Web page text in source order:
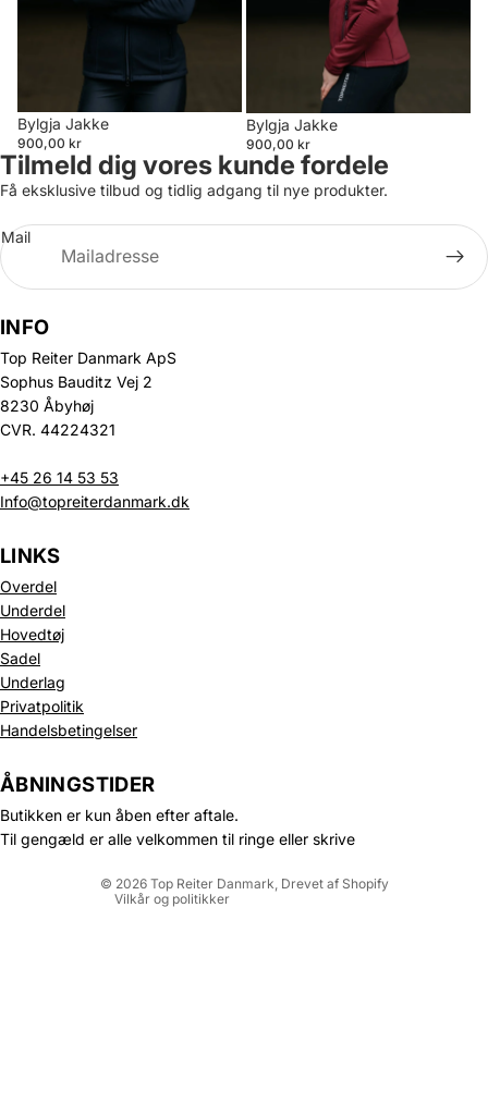
Bylgja Jakke
900,00 kr
Bylgja Jakke
900,00 kr
Tilmeld dig vores kunde fordele
Få eksklusive tilbud og tidlig adgang til nye produkter.
Mail
INFO
Top Reiter Danmark ApS
Sophus Bauditz Vej 2
8230 Åbyhøj
CVR. 44224321
+45 26 14 53 53
Info@topreiterdanmark.dk
LINKS
Overdel
Underdel
Hovedtøj
Sadel
Underlag
Privatpolitik
Handelsbetingelser
ÅBNINGSTIDER
Butikken er kun åben efter aftale.
Til gengæld er alle velkommen til ringe eller skrive
© 2026 Top Reiter Danmark , Drevet af Shopify
Vilkår og politikker
Politik om beskyttelse af persondata
Refusionspolitik
Leveringspolitik
Kontaktinformation